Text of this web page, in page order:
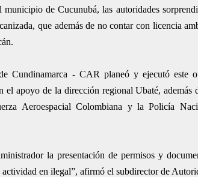
de Cucunubá, las autoridades
que además de no contar con licencia
Cundinamarca - CAR planeó y ejecutó este
apoyo de la dirección regional Ubaté, además
Aeroespacial Colombiana y la Policía
la presentación de permisos y
en ilegal”, afirmó el subdirector de